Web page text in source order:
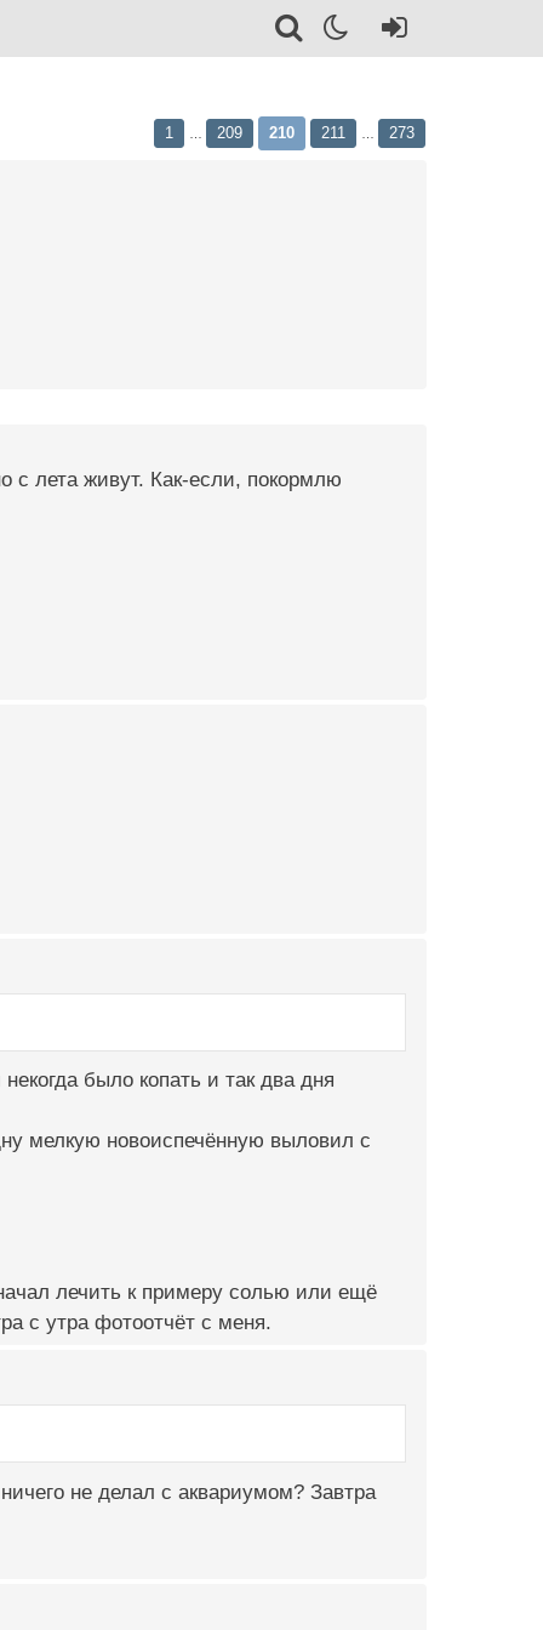
1 209 210 211 273
с лета живут. Как-если, покормлю
было копать и так два дня
мелкую новоиспечённую выловил с
лечить к примеру солью или ещё
с утра фотоотчёт с меня.
не делал с аквариумом? Завтра